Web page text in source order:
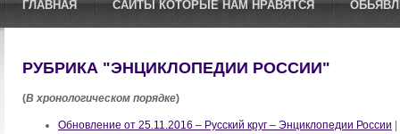
ГЛАВНАЯ САЙТЫ КОТОРЫЕ НАМ НРАВЯТСЯ
РУБРИКА "ЭНЦИКЛОПЕДИИ РОССИИ"
(В хронологическом порядке)
Обновление от 25.11.2016 – Русский круг – Энциклопедии России